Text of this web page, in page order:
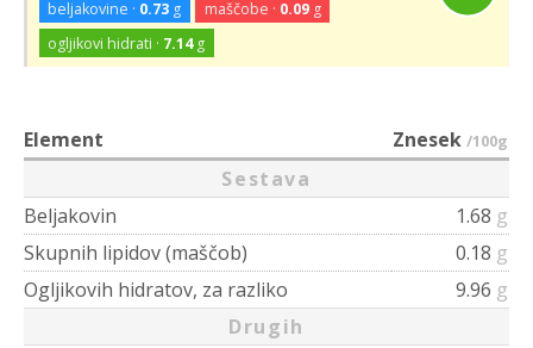
beljakovine · 0.73 g maščobe · 0.09g
ogljikovi hidrati · 7.14g
Element Znesek /100g
Sestava
Beljakovin
1.68 g
Skupnih lipidov (maščob)
0.18 g
Ogljikovih hidratov, za razliko
9.96 g
Drugih